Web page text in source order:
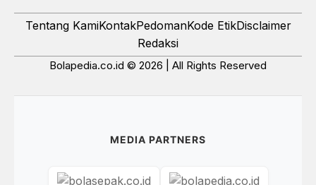
Tentang KamiKontakPedomanKode EtikDisclaimer
Redaksi
Bolapedia.co.id © 2026 | All Rights Reserved
MEDIA PARTNERS